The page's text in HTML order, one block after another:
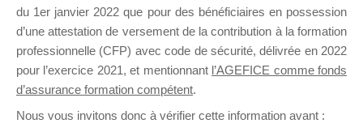
En raison des périodes de fêtes et pour permettre aux
Organismes de candidater dans de bonnes conditions, le
délai de clôture pour transmettre les candidatures et
offres a été reporté au15 janvier 2016– minuit.
du 1er janvier 2022 que pour des bénéficiaires en possession
d’une attestation de versement de la contribution à la formation
professionnelle (CFP) avec code de sécurité, délivrée en 2022
pour l’exercice 2021, et mentionnant l’AGEFICE comme fonds
d’assurance formation compétent.
Nous vous invitons donc à vérifier cette information avant :